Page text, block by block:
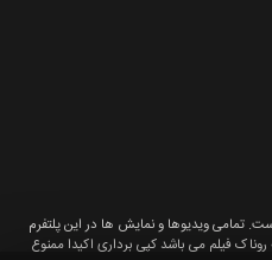
تمامی ویدیوها و نمایش ها در این پلتفرم
فیلم می باشد کپی برداری اکیدا ممنوع